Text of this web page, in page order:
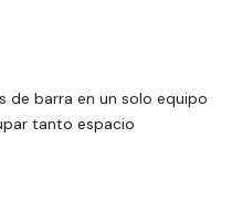
de barra en un solo equipo
tanto espacio